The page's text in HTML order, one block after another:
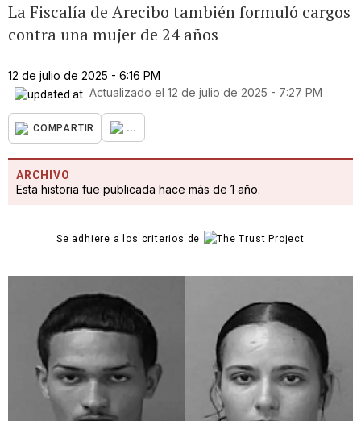
La Fiscalía de Arecibo también formuló cargos
contra una mujer de 24 años
12 de julio de 2025 - 6:16 PM
Actualizado el 12 de julio de 2025 - 7:27 PM
COMPARTIR ...
ARCHIVO
Esta historia fue publicada hace más de 1 año.
Se adhiere a los criterios de